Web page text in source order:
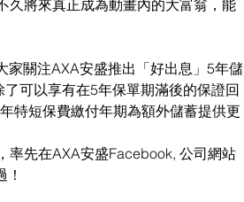
久將來真正成為動畫內的大富翁，能
家關注AXA安盛推出「好出息」5年儲
可以享有在5年保單期滿後的保證回
特短保費繳付年期為額外儲蓄提供更
率先在AXA安盛Facebook, 公司網站